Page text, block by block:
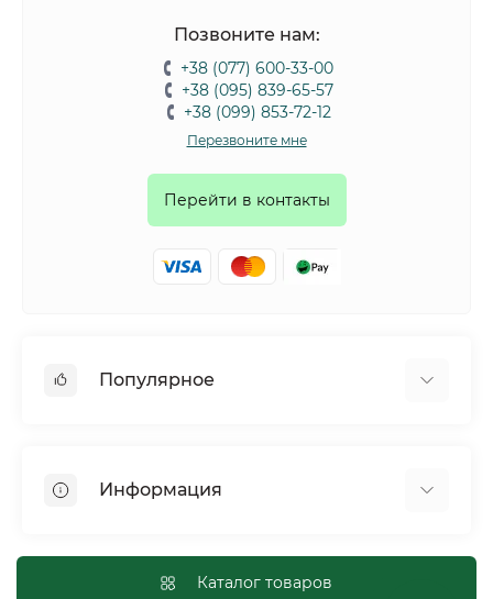
Позвоните нам:
+38 (077) 600-33-00
+38 (095) 839-65-57
+38 (099) 853-72-12
Перезвоните мне
Перейти в контакты
Популярное
Птицы
Рептилии
Сельскохозяйственные животные и птицы
Информация
Оплата и доставка
Каталог товаров